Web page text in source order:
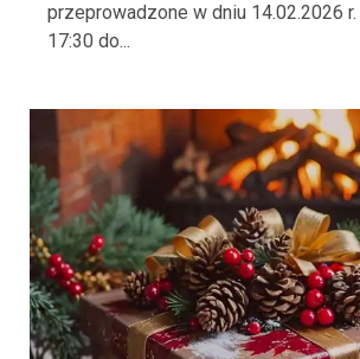
przeprowadzone w dniu 14.02.2026
17:30 do...